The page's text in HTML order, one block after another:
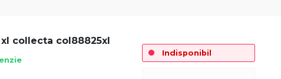
collecta col88825xl
Indisponibil